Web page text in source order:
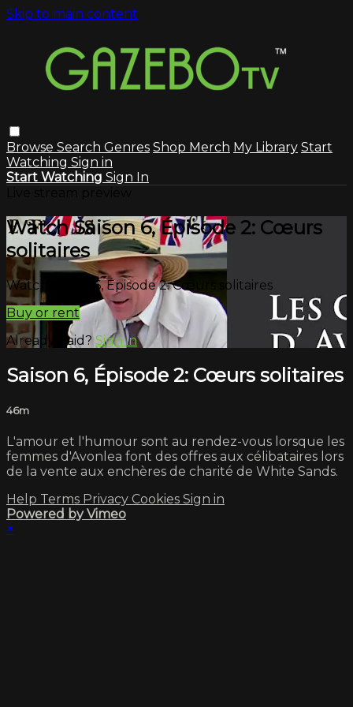
Skip to main content
Browse Search Genres Shop Merch My Library Start
Watching Sign in
Start Watching Sign In
Watch Saison 6, Épisode 2: Cœurs
solitaires
Watch Saison 6, Épisode 2: Cœurs solitaires
Buy or rent
Already paid? Sign in
Saison 6, Épisode 2: Cœurs solitaires
46m
L'amour et l'humour sont au rendez-vous lorsque les
femmes d'Avonlea font des offres aux célibataires lors
de la vente aux enchères de charité de White Sands.
Help Terms Privacy Cookies Sign in
Powered by Vimeo
×